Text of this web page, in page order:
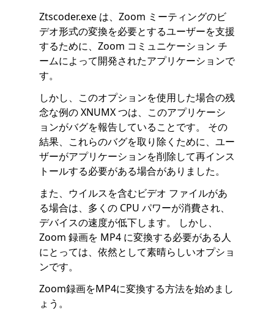
Ztscoder.exe は、Zoom ミーティングのビ
デオ形式の変換を必要とするユーザーを支援
するために、Zoom コミュニケーション チ
ームによって開発されたアプリケーションで
す。
しかし、このオプションを使用した場合の残
念な例の XNUMX つは、このアプリケーシ
ョンがバグを報告していることです。 その
結果、これらのバグを取り除くために、ユー
ザーがアプリケーションを削除して再インス
トールする必要がある場合がありました。
また、ウイルスを含むビデオ ファイルがあ
る場合は、多くの CPU パワーが消費され、
デバイスの速度が低下します。 しかし、
Zoom 録画を MP4 に変換する必要がある人
にとっては、依然として素晴らしいオプショ
ンです。
Zoom録画をMP4に変換する方法を始めまし
ょう。